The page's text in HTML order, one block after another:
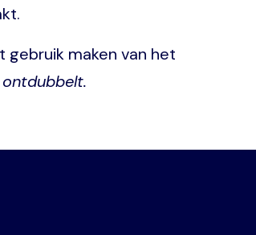
gebruik maken van het
ontdubbelt.